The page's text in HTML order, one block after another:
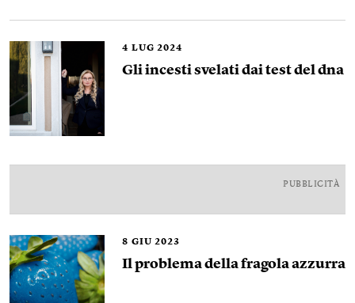
4 LUG 2024
Gli incesti svelati dai test del dna
PUBBLICITÀ
8 GIU 2023
Il problema della fragola azzurra